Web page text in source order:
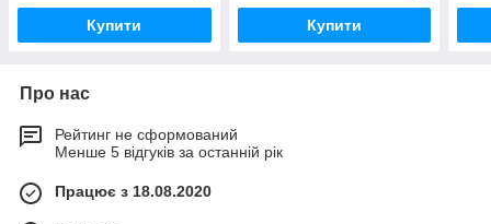
Купити Купити
Про нас
Рейтинг не сформований
Менше 5 відгуків за останній рік
Працює з 18.08.2020